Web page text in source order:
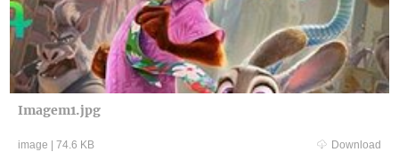
Imagem1.jpg
image | 74.6 KB Download